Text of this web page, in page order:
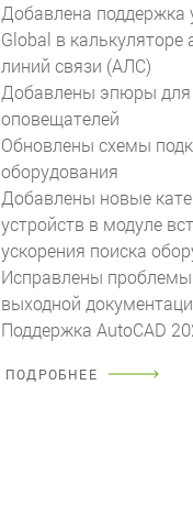
Добавлена поддержка
Global в калькуляторе
линий связи (АЛС)
Добавлены эпюры для
оповещателей
Обновлены схемы
оборудования
Добавлены новые
устройств в модуле
ускорения поиска
Исправлены
выходной
Поддержка AutoCAD
ПОДРОБНЕЕ